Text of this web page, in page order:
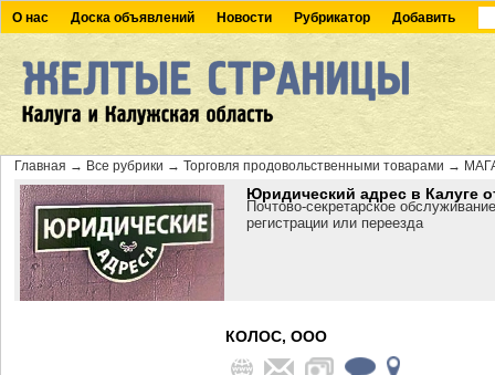
О нас Доска объявлений Новости Рубрикатор Добавить
Главная → Все рубрики → Торговля продовольственными товарами →
Юридический адрес в Калуге
Почтово-секретарское
регистрации или переезда
КОЛОС, ООО